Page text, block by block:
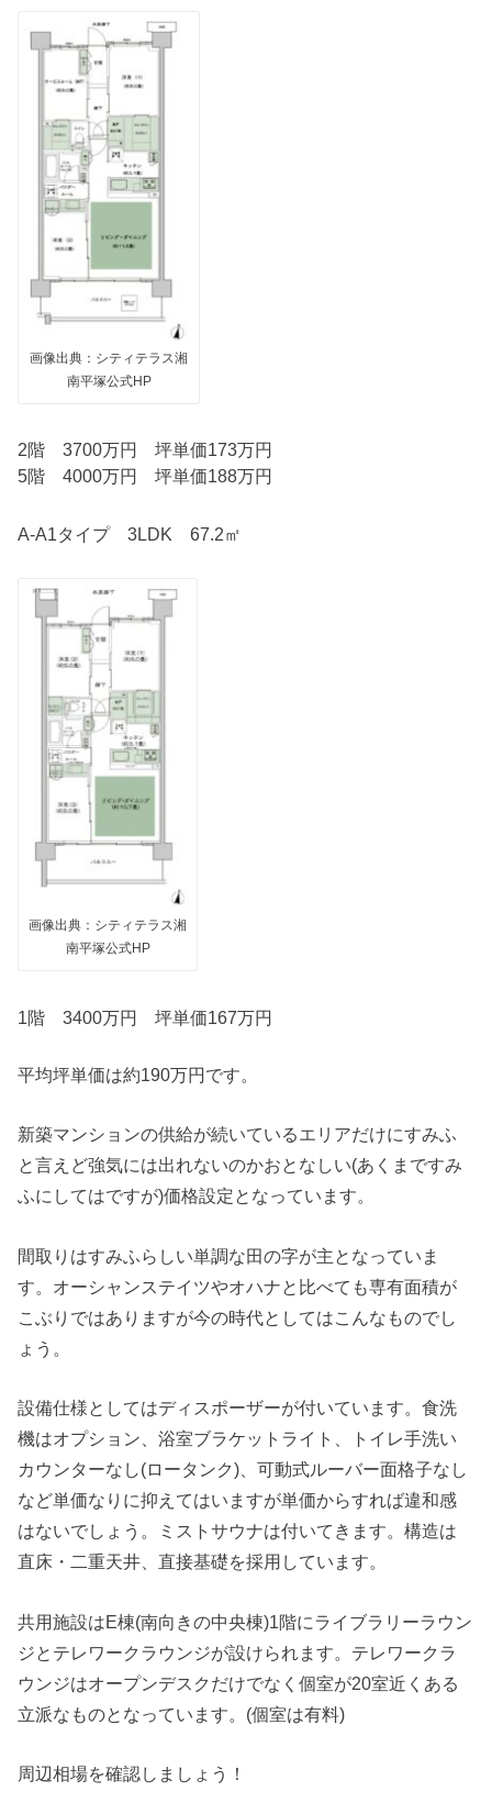
画像出典：シティテラス湘
南平塚公式HP
2階 3700万円 坪単価173万円
5階 4000万円 坪単価188万円
A-A1タイプ 3LDK 67.2㎡
画像出典：シティテラス湘
南平塚公式HP
1階 3400万円 坪単価167万円
平均坪単価は約190万円です。
新築マンションの供給が続いているエリアだけにすみふ
と言えど強気には出れないのかおとなしい(あくまですみ
ふにしてはですが)価格設定となっています。
間取りはすみふらしい単調な田の字が主となっていま
す。オーシャンステイツやオハナと比べても専有面積が
こぶりではありますが今の時代としてはこんなものでし
ょう。
設備仕様としてはディスポーザーが付いています。食洗
機はオプション、浴室ブラケットライト、トイレ手洗い
カウンターなし(ロータンク)、可動式ルーバー面格子なし
など単価なりに抑えてはいますが単価からすれば違和感
はないでしょう。ミストサウナは付いてきます。構造は
直床・二重天井、直接基礎を採用しています。
共用施設はE棟(南向きの中央棟)1階にライブラリーラウン
ジとテレワークラウンジが設けられます。テレワークラ
ウンジはオープンデスクだけでなく個室が20室近くある
立派なものとなっています。(個室は有料)
周辺相場を確認しましょう！